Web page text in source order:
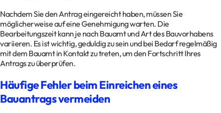
Nachdem Sie den Antrag eingereicht haben, müssen Sie
möglicherweise auf eine Genehmigung warten. Die
Bearbeitungszeit kann je nach Bauamt und Art des Bauvorhabens
variieren. Es ist wichtig, geduldig zu sein und bei Bedarf regelmäßig
mit dem Bauamt in Kontakt zu treten, um den Fortschritt Ihres
Antrags zu überprüfen.
Häufige Fehler beim Einreichen eines
Bauantrags vermeiden